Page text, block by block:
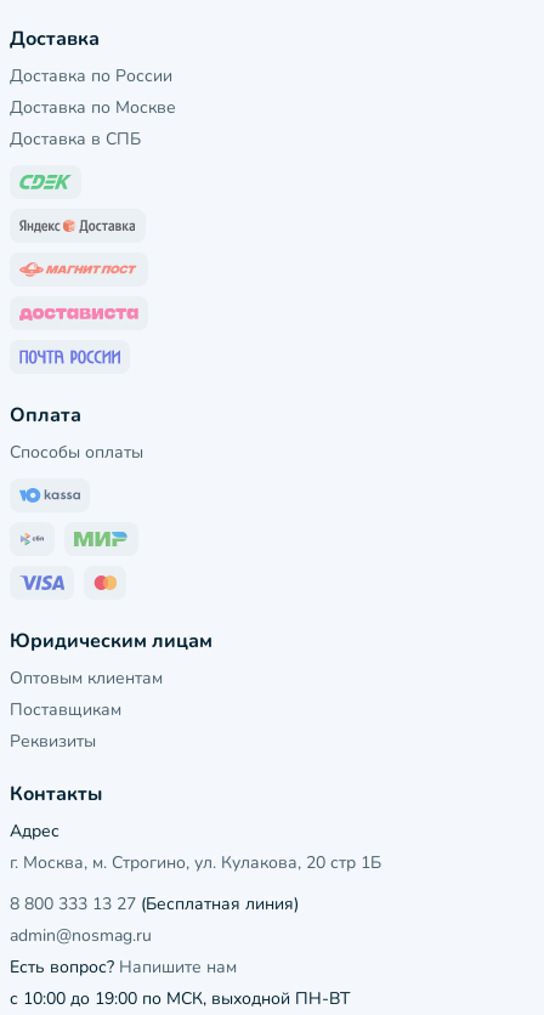
Доставка
Доставка по России
Доставка по Москве
Доставка в СПБ
Оплата
Способы оплаты
Юридическим лицам
Оптовым клиентам
Поставщикам
Реквизиты
Контакты
Адрес
г. Москва, м. Строгино, ул. Кулакова, 20 стр 1Б
8 800 333 13 27 (Бесплатная линия)
admin@nosmag.ru
Есть вопрос? Напишите нам
с 10:00 до 19:00 по МСК, выходной ПН-ВТ